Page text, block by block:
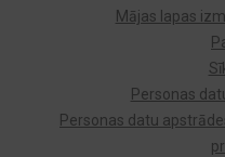
Mājas lapas
Personas
Personas datu